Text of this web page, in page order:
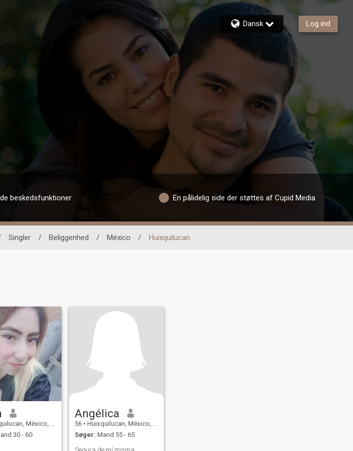
Dansk Log ind
beskedsfunktioner En pålidelig side der støttes af Cupid Media
Singler / Beliggenhed / México / Huixquilucan
México, Mexico
30 - 60
Angélica
56 • Huixquilucan, México, Mexico
Søger: Mand 55 - 65